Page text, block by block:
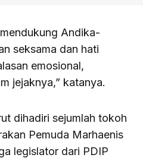
Andika-
seksama dan hati
emosional,
jejaknya,” katanya.
dihadiri sejumlah tokoh
Pemuda Marhaenis
legislator dari PDIP